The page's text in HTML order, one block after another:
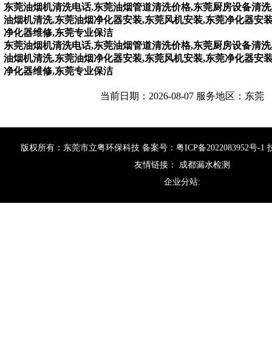
东莞油烟机清洗电话,东莞油烟管道清洗价格,东莞厨房设备清
油烟机清洗,东莞油烟净化器安装,东莞风机安装,东莞净化器安
净化器维修,东莞专业保洁
东莞油烟机清洗电话,东莞油烟管道清洗价格,东莞厨房设备清
油烟机清洗,东莞油烟净化器安装,东莞风机安装,东莞净化器安
净化器维修,东莞专业保洁
当前日期：2026-08-07 服务地区：东莞
版权所有：东莞市立粤环保科技 备案号： 粤ICP备2022083952号-1
友情链接： 成都漏水检测
企业分站: